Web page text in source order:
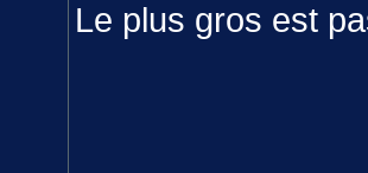
Le plus gros est